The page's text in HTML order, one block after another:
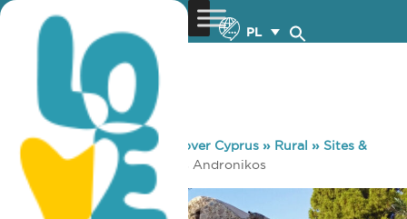
PL
You are here: Home »Discover Cyprus » Rural » Sites &
Monuments
» Kościół Agios Andronikos